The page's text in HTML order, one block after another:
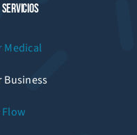
Medical
Business
Flow